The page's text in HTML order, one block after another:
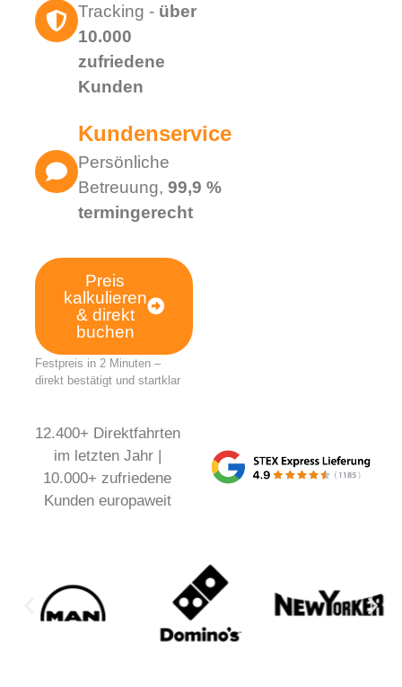
Tracking - über
10.000
zufriedene
Kunden
Kundenservice
Persönliche
Betreuung, 99,9 %
termingerecht
Preis
kalkulieren
& direkt
buchen
Festpreis in 2 Minuten –
direkt bestätigt und startklar
12.400+ Direktfahrten
im letzten Jahr |
10.000+ zufriedene
Kunden europaweit